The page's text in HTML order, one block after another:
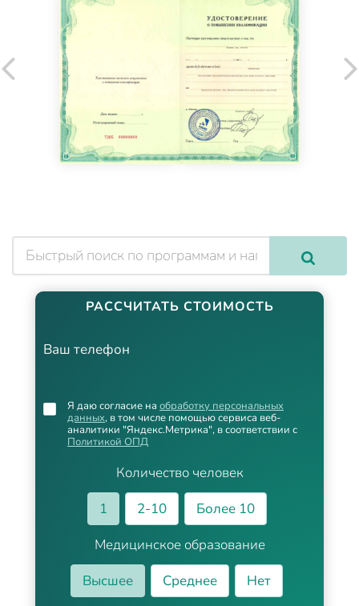
РАССЧИТАТЬ СТОИМОСТЬ
Ваш телефон
Количество человек
1
2-10
Более 10
Медицинское образование
Высшее
Среднее Нет
Я даю согласие на обработку персональных
данных, в том числе помощью сервиса веб-
аналитики "Яндекс.Метрика", в соответствии с
Политикой ОПД